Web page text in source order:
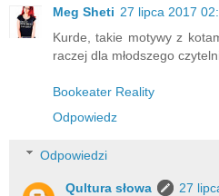
Meg Sheti 27 lipca 2017
Kurde, takie motywy z
raczej dla młodszego
Bookeater Reality
Odpowiedz
Odpowiedzi
Qultura słowa
27